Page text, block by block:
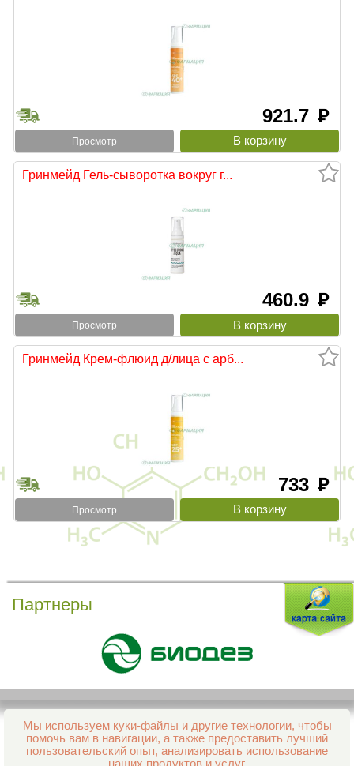
921.7 руб
Просмотр
Гринмейд Гель-сыворотка вокруг г...
460.9 руб
Просмотр
Гринмейд Крем-флюид д/лица с арб...
733 руб
Просмотр
Партнеры
Мы используем куки-файлы и другие технологии, чтобы
помочь вам в навигации, а также предоставить лучший
пользовательский опыт, анализировать использование
Все права защищены и охраняются законом
© 2013–2026 Интернет-аптека Фармация
support@aptekapenza.ru